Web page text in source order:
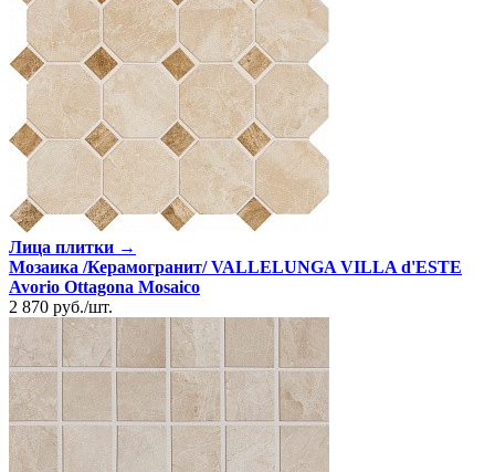
Лица плитки →
Мозаика /Керамогранит/ VALLELUNGA VILLA d'ESTE
Avorio Ottagona Mosaico
2 870 руб./шт.